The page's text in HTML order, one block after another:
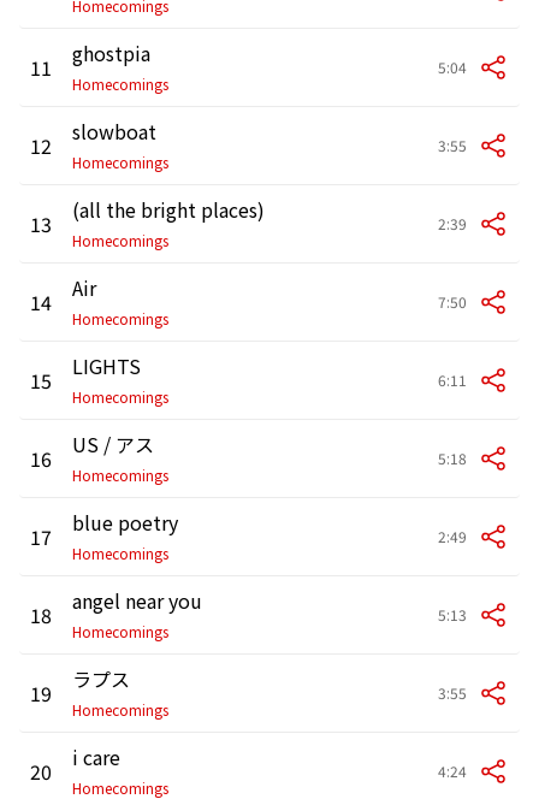
Homecomings
11 ghostpia
Homecomings
5:04
12 slowboat
Homecomings
3:55
13 (all the bright places)
Homecomings
2:39
14 Air
Homecomings
7:50
15 LIGHTS
Homecomings
6:11
16 US / アス
Homecomings
5:18
17 blue poetry
Homecomings
2:49
18 angel near you
Homecomings
5:13
19 ラプス
Homecomings
3:55
20 i care
Homecomings
4:24